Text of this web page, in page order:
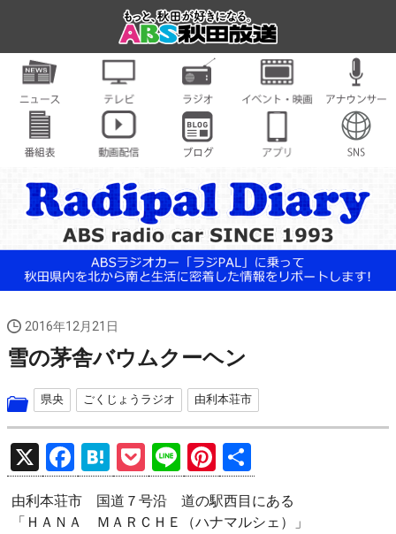
2016年12月21日
雪の茅舎バウムクーヘン
県央 ごくじょうラジオ 由利本荘市
X
F
a
ce
H
at
e
P
o
ck
Li
n
e
Pi
nt
er
有
由利本荘市 国道７号沿 道の駅西目にある
「ＨＡＮＡ ＭＡＲＣＨＥ（ハナマルシェ）」